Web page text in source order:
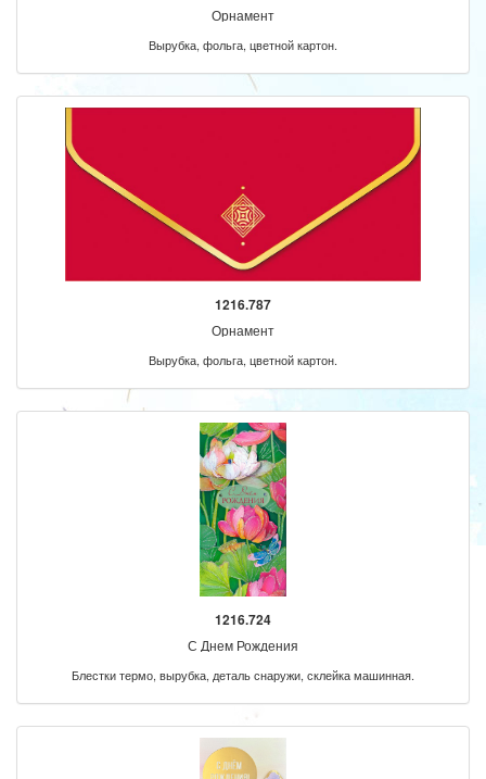
Орнамент
Вырубка, фольга, цветной картон.
1216.787
Орнамент
Вырубка, фольга, цветной картон.
1216.724
С Днем Рождения
Блестки термо, вырубка, деталь снаружи, склейка машинная.